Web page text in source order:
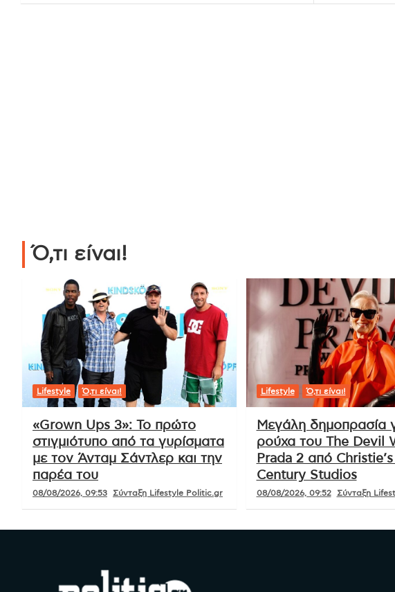
Ό,τι είναι!
Lifestyle Ό,τι είναι!
«Grown Ups 3»: Το πρώτο
στιγμιότυπο από τα γυρίσματα
με τον Άνταμ Σάντλερ και την
παρέα του
08/08/2026, 09:53 Σύνταξη Lifestyle Politic.gr
Lifestyle Ό,τι είναι!
Μεγάλη δημοπρασία
ρούχα του The Devil
Prada 2 από
Century Studios
08/08/2026, 09:52 Σύνταξη